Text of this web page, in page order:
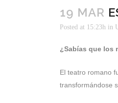
19 MAR
Posted at 15:23h in
¿Sabías que los
El teatro romano
transformándose